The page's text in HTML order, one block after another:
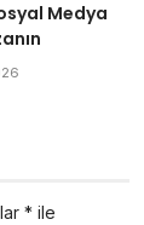
Medya
* ile